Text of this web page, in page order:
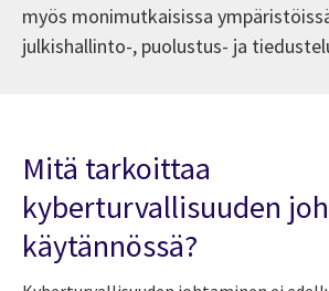
myös monimutkaisissa
julkishallinto-, puolustus- ja
Mitä tarkoittaa
kyberturvallisuuden
käytännössä?